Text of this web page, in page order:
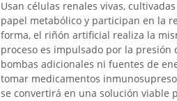
Usan células renales vivas,
papel metabólico y participan en la
forma, el riñón artificial realiza la
proceso es impulsado por la presión
bombas adicionales ni fuentes de
tomar medicamentos
se convertirá en una solución viable